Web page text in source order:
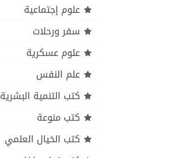
علوم إجتماعية
سفر ورحلات
علوم عسكرية
علم النفس
كتب التنمية البشرية
كتب منوعة
كتب الخيال العلمي